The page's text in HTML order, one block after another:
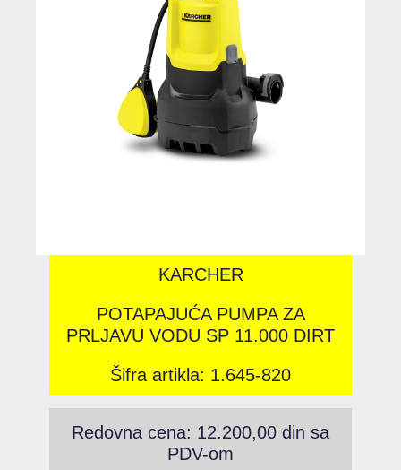
KARCHER
POTAPAJUĆA PUMPA ZA
PRLJAVU VODU SP 11.000 DIRT
Šifra artikla: 1.645-820
Redovna cena: 12.200,00 din sa
PDV-om